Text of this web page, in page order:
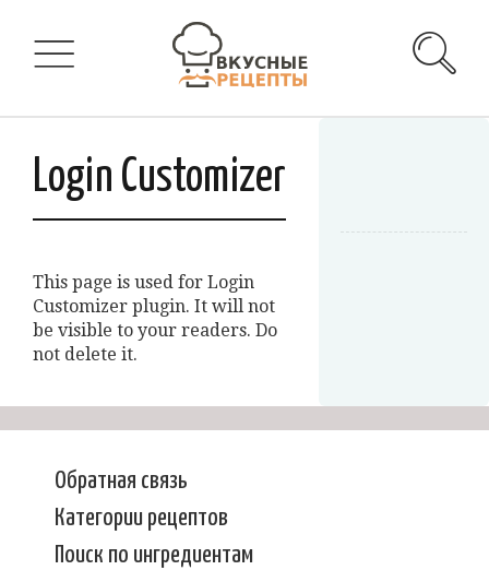
Login Customizer
This page is used for Login
Customizer plugin. It will not
be visible to your readers. Do
not delete it.
Обратная связь
Категории рецептов
Поиск по ингредиентам